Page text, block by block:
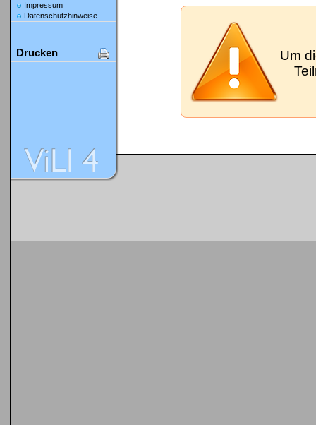
Impressum
Datenschutzhinweise
Drucken
Um